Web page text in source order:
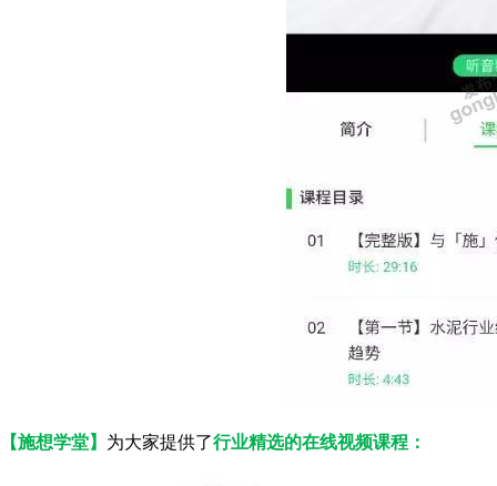
【施想学堂】 为大家提供了行业精选的在线视频课程：